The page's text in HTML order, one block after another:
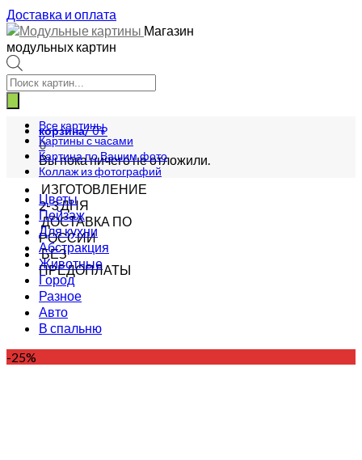
Доставка и оплата
Магазин
модульных картин
Поиск
товаров
корзина/0₽
0
Вы пока ничего не отложили.
ИЗГОТОВЛЕНИЕ
2-3 ДНЯ
ДОСТАВКА ПО
РОССИИ
БЕЗ
ПРЕДОПЛАТЫ
Все картины
Картины с часами
Картина по Вашим фото
Коллаж из фотографий
Цветы
Пейзаж
Для кухни
Абстракция
Животные
Город
Разное
Авто
В спальню
-25%